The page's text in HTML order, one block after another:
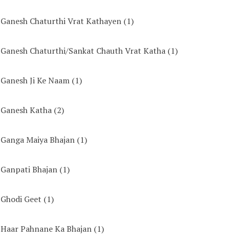
Ganesh Chaturthi Vrat Kathayen (1)
Ganesh Chaturthi/Sankat Chauth Vrat Katha (1)
Ganesh Ji Ke Naam (1)
Ganesh Katha (2)
Ganga Maiya Bhajan (1)
Ganpati Bhajan (1)
Ghodi Geet (1)
Haar Pahnane Ka Bhajan (1)